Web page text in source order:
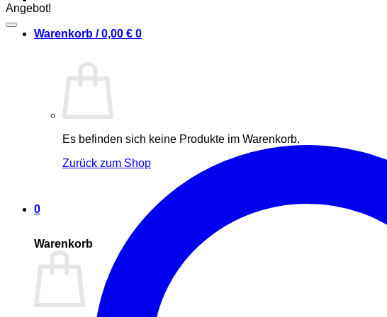
Warenkorb /0,00 € 0
Es befinden sich keine Produkte im Warenkorb.
Zurück zum Shop
0
Warenkorb
Angebot!